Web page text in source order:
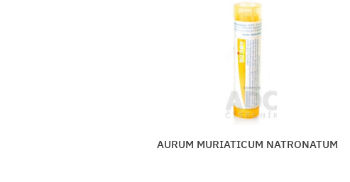
THUYA OCCIDENTALIS